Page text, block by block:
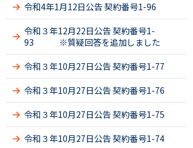
令和4年1月12日公告 契約番号1-96
令和３年12月22日公告 契約番号1-
93 ※質疑回答を追加しました
令和３年10月27日公告 契約番号1-77
令和３年10月27日公告 契約番号1-76
令和３年10月27日公告 契約番号1-75
令和３年10月27日公告 契約番号1-74